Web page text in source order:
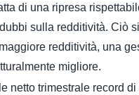
di una ripresa
sulla redditività. Ciò
redditività, una
migliore.
netto trimestrale record